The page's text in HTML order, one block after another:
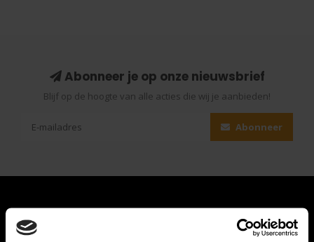
Abonneer je op onze nieuwsbrief
Blijf op de hoogte van alle acties die wij je aanbieden!
Abonneer